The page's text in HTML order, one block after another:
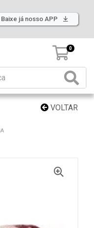
Baixe já nosso APP
0
VOLTAR